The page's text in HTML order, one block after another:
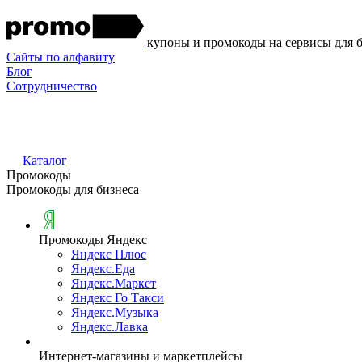
купоны и промокоды на сервисы для
Сайты по алфавиту
Блог
Сотрудничество
Каталог
Промокоды
Промокоды для бизнеса
Промокоды Яндекс
Яндекс Плюс
Яндекс.Еда
Яндекс.Маркет
Яндекс Го Такси
Яндекс.Музыка
Яндекс.Лавка
Интернет-магазины и маркетплейсы